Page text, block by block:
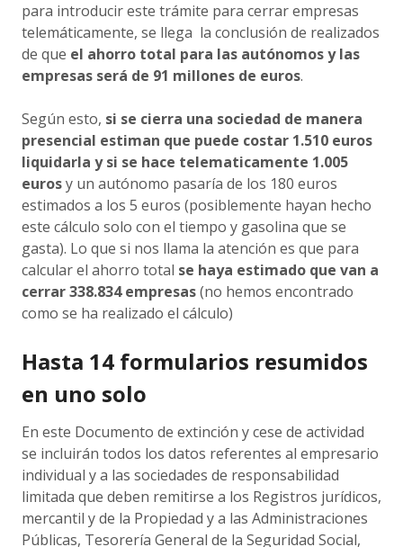
para introducir este trámite para cerrar empresas
telemáticamente, se llega la conclusión de realizados
de que el ahorro total para las autónomos y las
empresas será de 91 millones de euros.
Según esto, si se cierra una sociedad de manera
presencial estiman que puede costar 1.510 euros
liquidarla y si se hace telematicamente 1.005
eurosy un autónomo pasaría de los 180 euros
estimados a los 5 euros (posiblemente hayan hecho
este cálculo solo con el tiempo y gasolina que se
gasta). Lo que si nos llama la atención es que para
calcular el ahorro total se haya estimado que van a
cerrar 338.834 empresas(no hemos encontrado
como se ha realizado el cálculo)
Hasta 14 formularios resumidos
en uno solo
En este Documento de extinción y cese de actividad
se incluirán todos los datos referentes al empresario
individual y a las sociedades de responsabilidad
limitada que deben remitirse a los Registros jurídicos,
mercantil y de la Propiedad y a las Administraciones
Públicas, Tesorería General de la Seguridad Social,